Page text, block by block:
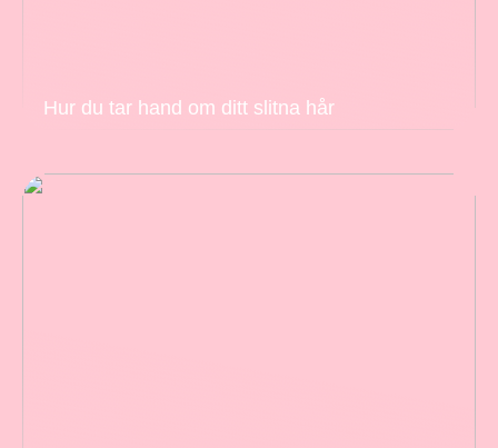
Hur du tar hand om ditt slitna hår